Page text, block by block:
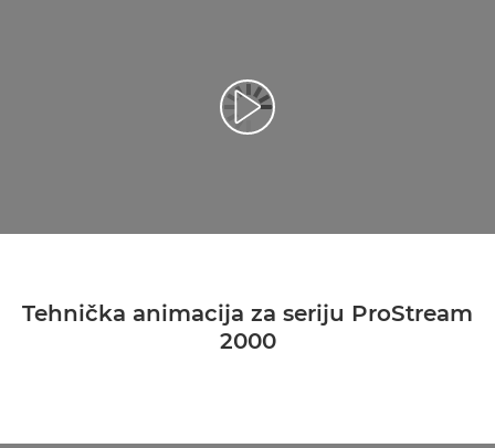
Reproduciraj videozapis
Tehnička animacija za seriju ProStream
2000